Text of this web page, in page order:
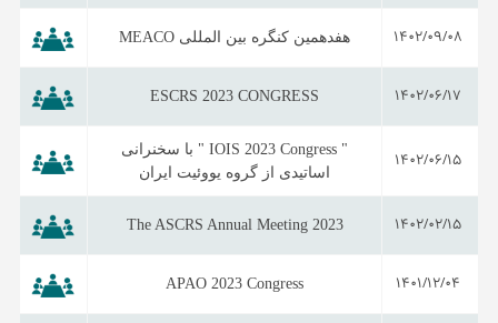
1402/09/08 هفدهمین کنگره بین المللی MEACO
1402/06/17
ESCRS 2023 CONGRESS
1402/06/15
" IOIS 2023 Congress " با سخنرانی
اساتیدی از گروه یووئیت ایران
1402/02/15
The ASCRS Annual Meeting 2023
1401/12/04
APAO 2023 Congress